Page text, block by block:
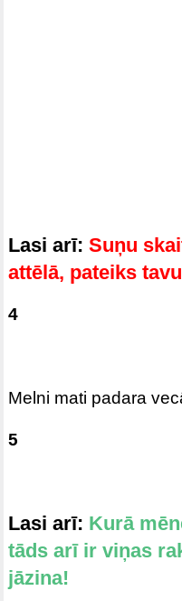
Lasi arī:Suņu
attēlā, pateiks
4
Melni mati padara
5
Lasi arī: Kurā
tāds arī ir viņas
jāzina!